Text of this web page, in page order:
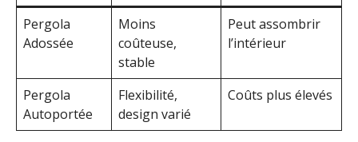
Pergola
Adossée
Moins
coûteuse,
stable
Peut assombrir
l’intérieur
Pergola
Autoportée
Flexibilité,
design varié
Coûts plus élevés